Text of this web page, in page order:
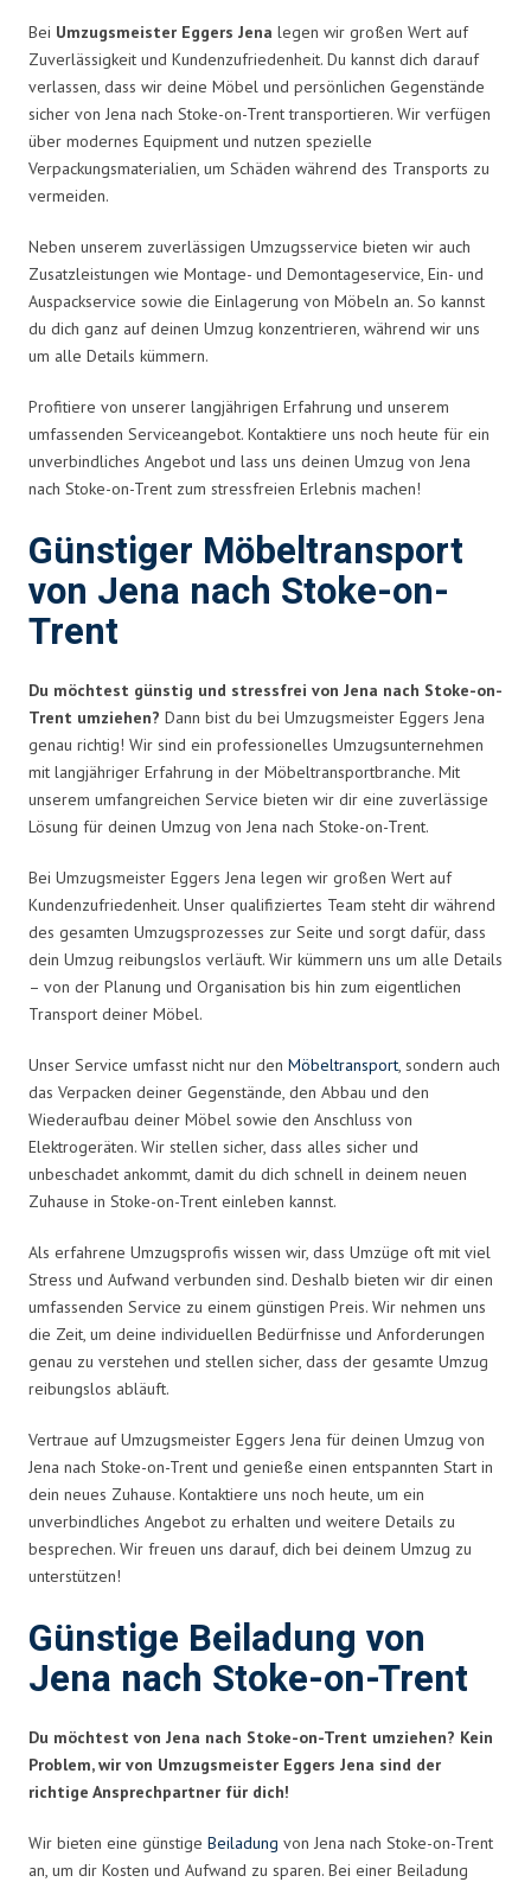
Bei Umzugsmeister Eggers Jena legen wir großen Wert auf
Zuverlässigkeit und Kundenzufriedenheit. Du kannst dich darauf
verlassen, dass wir deine Möbel und persönlichen Gegenstände
sicher von Jena nach Stoke-on-Trent transportieren. Wir verfügen
über modernes Equipment und nutzen spezielle
Verpackungsmaterialien, um Schäden während des Transports zu
vermeiden.
Neben unserem zuverlässigen Umzugsservice bieten wir auch
Zusatzleistungen wie Montage- und Demontageservice, Ein- und
Auspackservice sowie die Einlagerung von Möbeln an. So kannst
du dich ganz auf deinen Umzug konzentrieren, während wir uns
um alle Details kümmern.
Profitiere von unserer langjährigen Erfahrung und unserem
umfassenden Serviceangebot. Kontaktiere uns noch heute für ein
unverbindliches Angebot und lass uns deinen Umzug von Jena
nach Stoke-on-Trent zum stressfreien Erlebnis machen!
Günstiger Möbeltransport
von Jena nach Stoke-on-
Trent
Du möchtest günstig und stressfrei von Jena nach Stoke-on-
Trent umziehen? Dann bist du bei Umzugsmeister Eggers Jena
genau richtig! Wir sind ein professionelles Umzugsunternehmen
mit langjähriger Erfahrung in der Möbeltransportbranche. Mit
unserem umfangreichen Service bieten wir dir eine zuverlässige
Lösung für deinen Umzug von Jena nach Stoke-on-Trent.
Bei Umzugsmeister Eggers Jena legen wir großen Wert auf
Kundenzufriedenheit. Unser qualifiziertes Team steht dir während
des gesamten Umzugsprozesses zur Seite und sorgt dafür, dass
dein Umzug reibungslos verläuft. Wir kümmern uns um alle Details
– von der Planung und Organisation bis hin zum eigentlichen
Transport deiner Möbel.
Unser Service umfasst nicht nur den Möbeltransport, sondern auch
das Verpacken deiner Gegenstände, den Abbau und den
Wiederaufbau deiner Möbel sowie den Anschluss von
Elektrogeräten. Wir stellen sicher, dass alles sicher und
unbeschadet ankommt, damit du dich schnell in deinem neuen
Zuhause in Stoke-on-Trent einleben kannst.
Als erfahrene Umzugsprofis wissen wir, dass Umzüge oft mit viel
Stress und Aufwand verbunden sind. Deshalb bieten wir dir einen
umfassenden Service zu einem günstigen Preis. Wir nehmen uns
die Zeit, um deine individuellen Bedürfnisse und Anforderungen
genau zu verstehen und stellen sicher, dass der gesamte Umzug
reibungslos abläuft.
Vertraue auf Umzugsmeister Eggers Jena für deinen Umzug von
Jena nach Stoke-on-Trent und genieße einen entspannten Start in
dein neues Zuhause. Kontaktiere uns noch heute, um ein
unverbindliches Angebot zu erhalten und weitere Details zu
besprechen. Wir freuen uns darauf, dich bei deinem Umzug zu
unterstützen!
Günstige Beiladung von
Jena nach Stoke-on-Trent
Du möchtest von Jena nach Stoke-on-Trent umziehen? Kein
Problem, wir von Umzugsmeister Eggers Jena sind der
richtige Ansprechpartner für dich!
Wir bieten eine günstige Beiladung von Jena nach Stoke-on-Trent
an, um dir Kosten und Aufwand zu sparen. Bei einer Beiladung